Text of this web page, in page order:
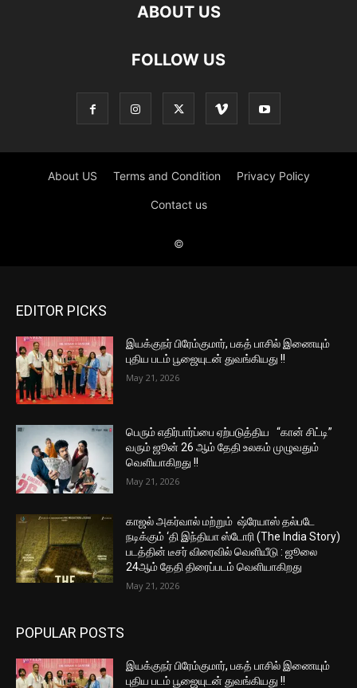
EDITOR PICKS
இயக்குநர் பிரேம்குமார், பகத் பாசில் இணையும்
புதிய படம் பூஜையுடன் துவங்கியது !!
May 21, 2026
பெரும் எதிர்பார்ப்பை ஏற்படுத்திய “கான் சிட்டி”
வரும் ஜூன் 26 ஆம் தேதி உலகம் முழுவதும்
வெளியாகிறது !!
May 21, 2026
காஜல் அகர்வால் மற்றும் ஷ்ரேயாஸ் தல்படே
நடிக்கும் ‘தி இந்தியா ஸ்டோரி (The India Story)
படத்தின் டீசர் விரைவில் வெளியீடு : ஜூலை
24ஆம் தேதி திரைப்படம் வெளியாகிறது
May 21, 2026
POPULAR POSTS
இயக்குநர் பிரேம்குமார், பகத் பாசில் இணையும்
புதிய படம் பூஜையுடன் துவங்கியது !!